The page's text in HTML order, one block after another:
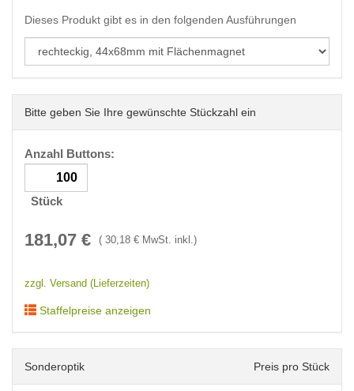
Dieses Produkt gibt es in den folgenden Ausführungen
Bitte geben Sie Ihre gewünschte Stückzahl ein
Anzahl Buttons:
Stück
181,07 € ( 30,18 € MwSt. inkl.)
zzgl. Versand (Lieferzeiten)
Staffelpreise anzeigen
Sonderoptik Preis pro Stück